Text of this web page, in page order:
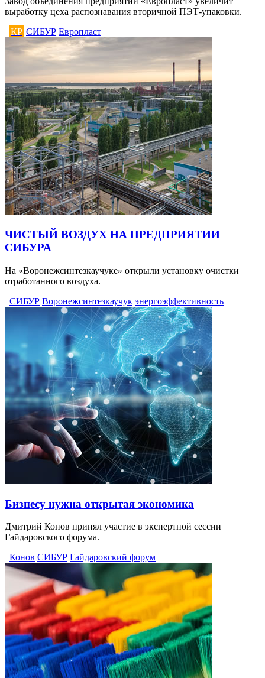
выработку цеха распознавания вторичной ПЭТ-упаковки.
КР СИБУР Европласт
ЧИСТЫЙ ВОЗДУХ НА ПРЕДПРИЯТИИ
СИБУРА
На «Воронежсинтезкаучуке» открыли установку очистки
отработанного воздуха.
СИБУР Воронежсинтезкаучук энергоэффективность
Бизнесу нужна открытая экономика
Дмитрий Конов принял участие в экспертной сессии
Гайдаровского форума.
Конов СИБУР Гайдаровский форум